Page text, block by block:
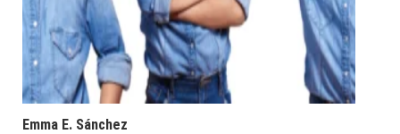
Emma E. Sánchez